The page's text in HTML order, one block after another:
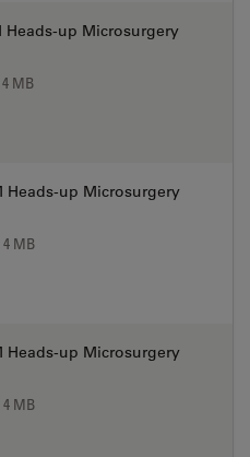
Heads-up Microsurgery
MB
Heads-up Microsurgery
4 MB
Heads-up Microsurgery
4 MB